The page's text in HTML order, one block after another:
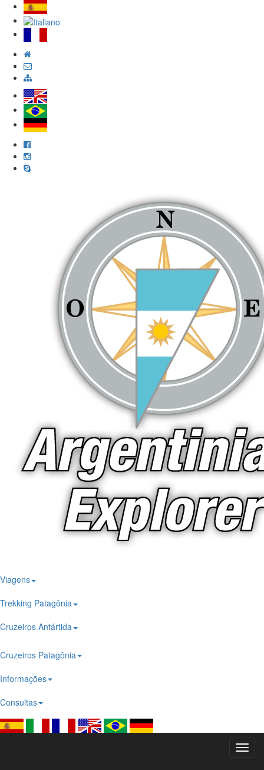
Viagens
Trekking Patagônia
Cruzeiros Antártida
Cruzeiros Patagônia
Informações
Consultas